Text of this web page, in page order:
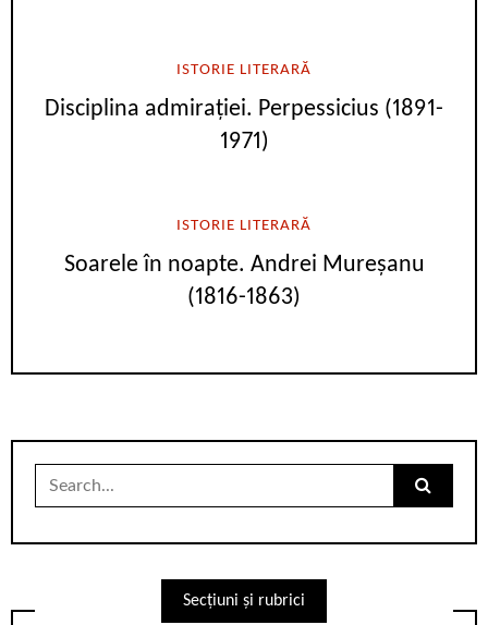
ISTORIE LITERARĂ
Disciplina admirației. Perpessicius (1891-
1971)
ISTORIE LITERARĂ
Soarele în noapte. Andrei Mureșanu
(1816-1863)
Search
Secțiuni și rubrici